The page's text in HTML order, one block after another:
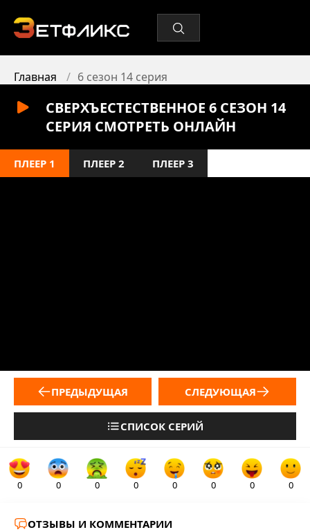
Главная 6 сезон 14 серия
СВЕРХЪЕСТЕСТВЕННОЕ 6 СЕЗОН 14
СЕРИЯ СМОТРЕТЬ ОНЛАЙН
ПЛЕЕР 1 ПЛЕЕР 2 ПЛЕЕР 3
ПРЕДЫДУЩАЯ
СПИСОК СЕРИЙ
СЛЕДУЮЩАЯ
0 0 0 0 0 0 0 0
ОТЗЫВЫ И КОММЕНТАРИИ